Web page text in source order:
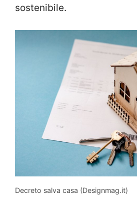
sostenibile.
Decreto salva casa (Designmag.it)